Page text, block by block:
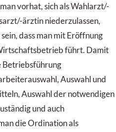
vorhat, sich als Wahlarzt/-
ärztin niederzulassen,
dass man mit Eröffnung
führt. Damit
Betriebsführung
Auswahl und
Auswahl der notwendigen
und auch
die Ordination als